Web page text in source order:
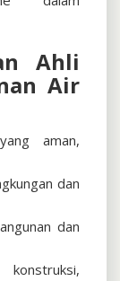
Ahli
Air
aman,
dan
dan